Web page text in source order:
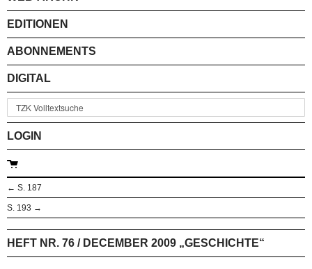
EDITIONEN
ABONNEMENTS
DIGITAL
LOGIN
← S. 187
S. 193 →
HEFT NR. 76 / DECEMBER 2009 „GESCHICHTE“